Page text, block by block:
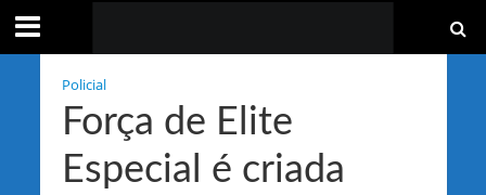
Policial
Força de Elite
Especial é criada